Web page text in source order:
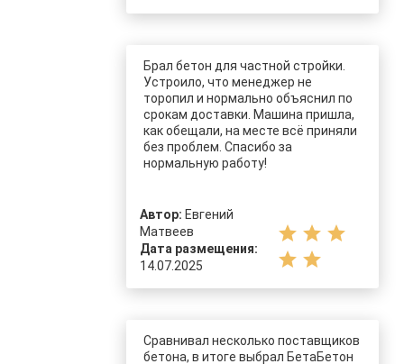
Брал бетон для частной стройки.
Устроило, что менеджер не
торопил и нормально объяснил по
срокам доставки. Машина пришла,
как обещали, на месте всё приняли
без проблем. Спасибо за
нормальную работу!
Автор: Евгений
Матвеев
Дата размещения:
14.07.2025
star star star
star star
Сравнивал несколько поставщиков
бетона, в итоге выбрал БетаБетон